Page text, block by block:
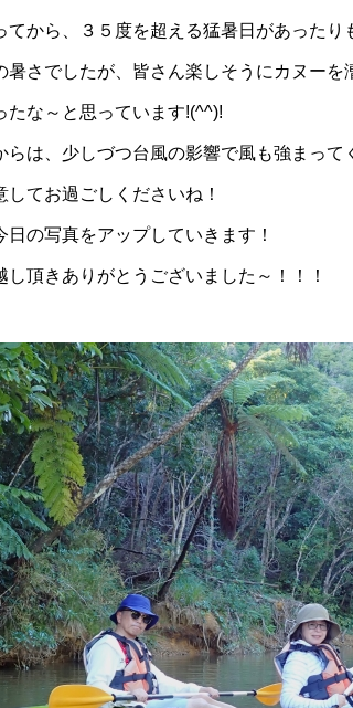
てから、３５度を超える猛暑日があったり
暑さでしたが、皆さん楽しそうにカヌーを
たな～と思っています!(^^)!
らは、少しづつ台風の影響で風も強まっ
してお過ごしくださいね！
日の写真をアップしていきます！
し頂きありがとうございました～！！！